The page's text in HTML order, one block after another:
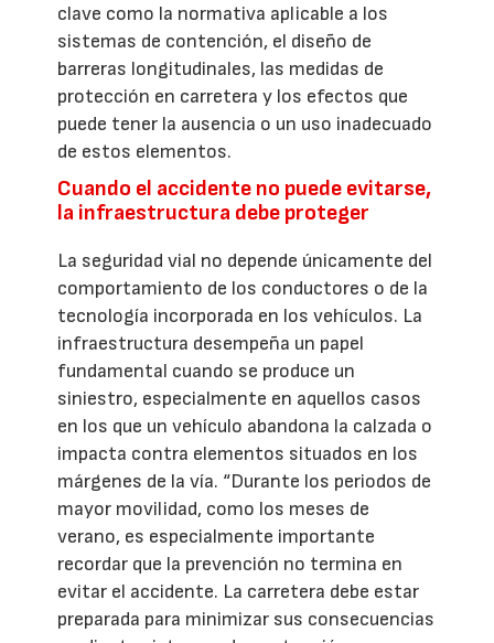
clave como la normativa aplicable a los
sistemas de contención, el diseño de
barreras longitudinales, las medidas de
protección en carretera y los efectos que
puede tener la ausencia o un uso inadecuado
de estos elementos.
Cuando el accidente no puede evitarse,
la infraestructura debe proteger
La seguridad vial no depende únicamente del
comportamiento de los conductores o de la
tecnología incorporada en los vehículos. La
infraestructura desempeña un papel
fundamental cuando se produce un
siniestro, especialmente en aquellos casos
en los que un vehículo abandona la calzada o
impacta contra elementos situados en los
márgenes de la vía. “Durante los periodos de
mayor movilidad, como los meses de
verano, es especialmente importante
recordar que la prevención no termina en
evitar el accidente. La carretera debe estar
preparada para minimizar sus consecuencias